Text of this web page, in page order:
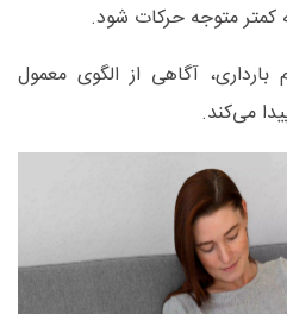
کمتر متوجه حرکات شود.
آگاهی از الگوی معمول
می‌کند.